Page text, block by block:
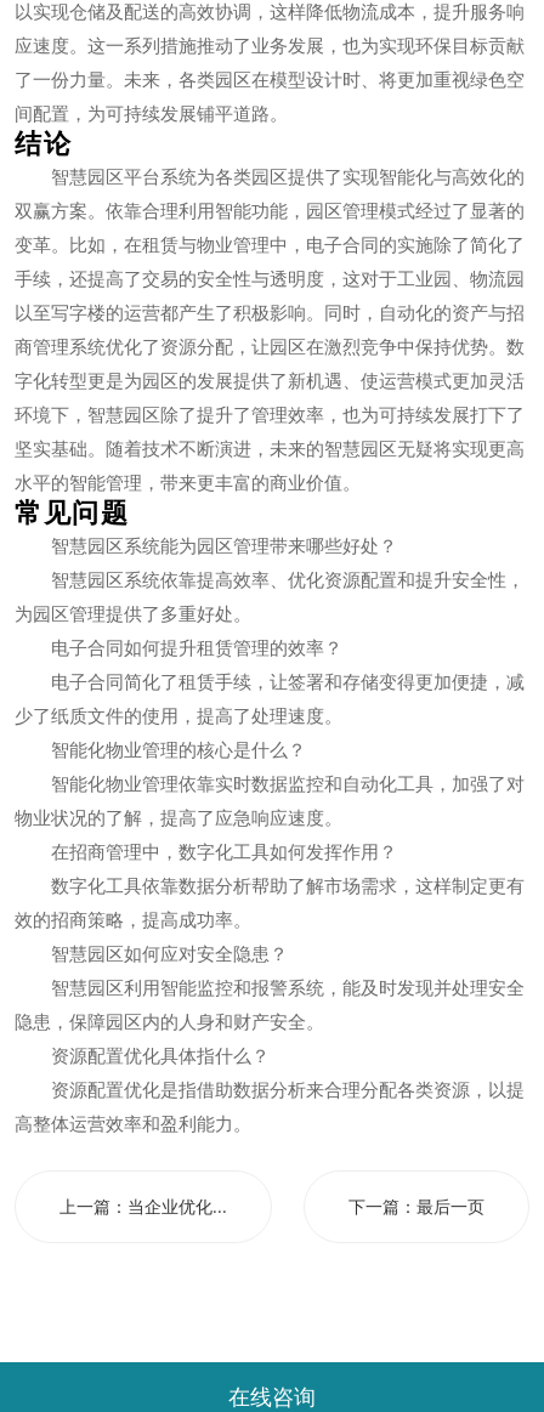
以实现仓储及配送的高效协调，这样降低物流成本，提升服务响
应速度。这一系列措施推动了业务发展，也为实现环保目标贡献
了一份力量。未来，各类园区在模型设计时、将更加重视绿色空
间配置，为可持续发展铺平道路。
结论
智慧园区平台系统为各类园区提供了实现智能化与高效化的
双赢方案。依靠合理利用智能功能，园区管理模式经过了显著的
变革。比如，在租赁与物业管理中，电子合同的实施除了简化了
手续，还提高了交易的安全性与透明度，这对于工业园、物流园
以至写字楼的运营都产生了积极影响。同时，自动化的资产与招
商管理系统优化了资源分配，让园区在激烈竞争中保持优势。数
字化转型更是为园区的发展提供了新机遇、使运营模式更加灵活
环境下，智慧园区除了提升了管理效率，也为可持续发展打下了
坚实基础。随着技术不断演进，未来的智慧园区无疑将实现更高
水平的智能管理，带来更丰富的商业价值。
常见问题
智慧园区系统能为园区管理带来哪些好处？
智慧园区系统依靠提高效率、优化资源配置和提升安全性，
为园区管理提供了多重好处。
电子合同如何提升租赁管理的效率？
电子合同简化了租赁手续，让签署和存储变得更加便捷，减
少了纸质文件的使用，提高了处理速度。
智能化物业管理的核心是什么？
智能化物业管理依靠实时数据监控和自动化工具，加强了对
物业状况的了解，提高了应急响应速度。
在招商管理中，数字化工具如何发挥作用？
数字化工具依靠数据分析帮助了解市场需求，这样制定更有
效的招商策略，提高成功率。
智慧园区如何应对安全隐患？
智慧园区利用智能监控和报警系统，能及时发现并处理安全
隐患，保障园区内的人身和财产安全。
资源配置优化具体指什么？
资源配置优化是指借助数据分析来合理分配各类资源，以提
高整体运营效率和盈利能力。
上一篇： 当企业优化... 下一篇： 最后一页
. All Rights Reserved
在线咨询